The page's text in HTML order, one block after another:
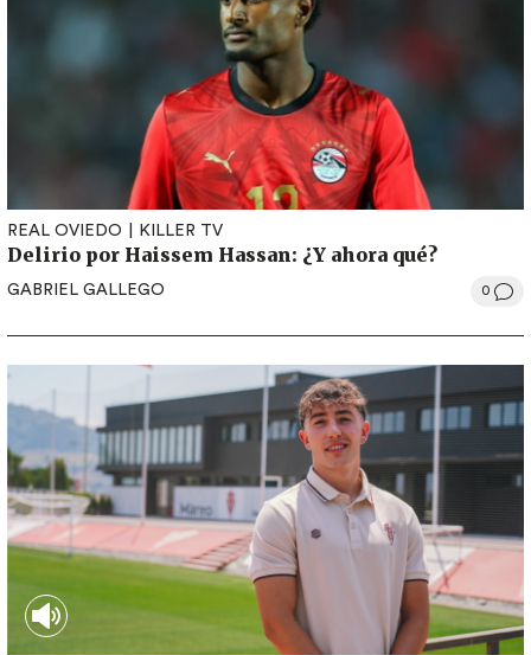
REAL OVIEDO KILLER TV
Delirio por Haissem Hassan: ¿Y ahora qué?
GABRIEL GALLEGO 0